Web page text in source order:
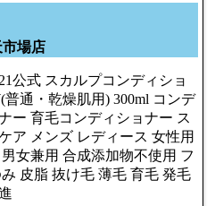
場店
公式 スカルプコンディショ
普通・乾燥肌用) 300ml コンデ
ー 育毛コンディショナー ス
ア メンズ レディース 女性用
女兼用 合成添加物不使用 フ
皮脂 抜け毛 薄毛 育毛 発毛